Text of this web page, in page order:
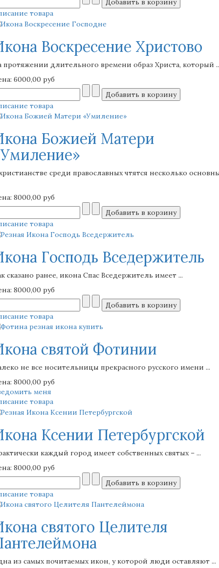
товара
Воскресение Христово
протяжении длительного времени образ Христа, который
6000,00 руб
товара
Божией Матери
среди православных чтятся несколько
8000,00 руб
товара
Господь Вседержитель
сказано ранее, икона Спас Вседержитель имеет ...
8000,00 руб
товара
святой Фотинии
не все носительницы прекрасного русского имени ...
8000,00 руб
меня
товара
Ксении Петербургской
каждый город имеет собственных святых – ...
8000,00 руб
товара
святого Целителя
из самых почитаемых икон, у которой люди оставляют ...